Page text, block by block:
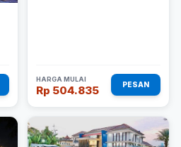
HARGA MULAI
Rp 504.835 PESAN